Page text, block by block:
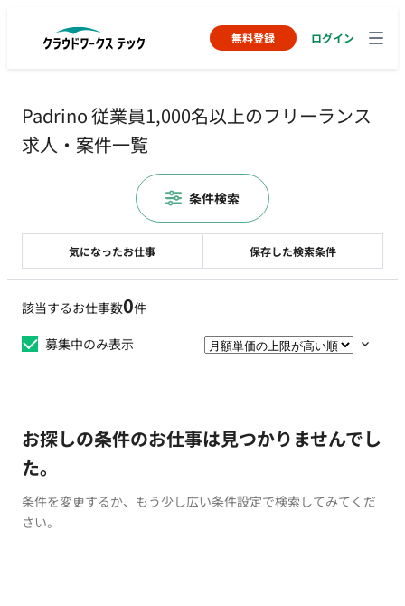
無料登録 ログイン
Padrino 従業員1,000名以上のフリーランス
求人・案件一覧
該当するお仕事数0件
募集中のみ表示
お探しの条件のお仕事は見つかりませんでし
た。
条件を変更するか、もう少し広い条件設定で検索してみてくだ
さい。
気になったお仕事 保存した検索条件
条件検索